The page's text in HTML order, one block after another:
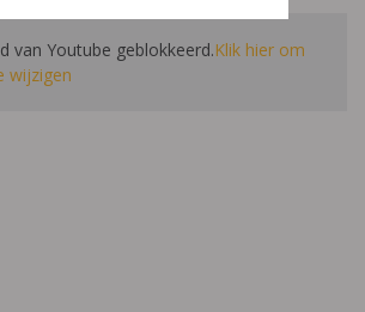
van Youtube geblokkeerd.Klik hier om
wijzigen